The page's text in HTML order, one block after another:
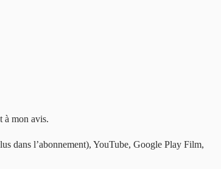
à mon avis.
dans l’abonnement), YouTube, Google Play Film,